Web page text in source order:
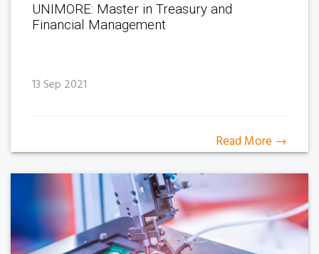
UNIMORE: Master in Treasury and
Financial Management
13 Sep 2021
Read More →